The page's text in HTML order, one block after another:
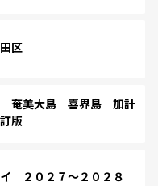
区
奄美大島 喜界島 加計
版
２０２７～２０２８